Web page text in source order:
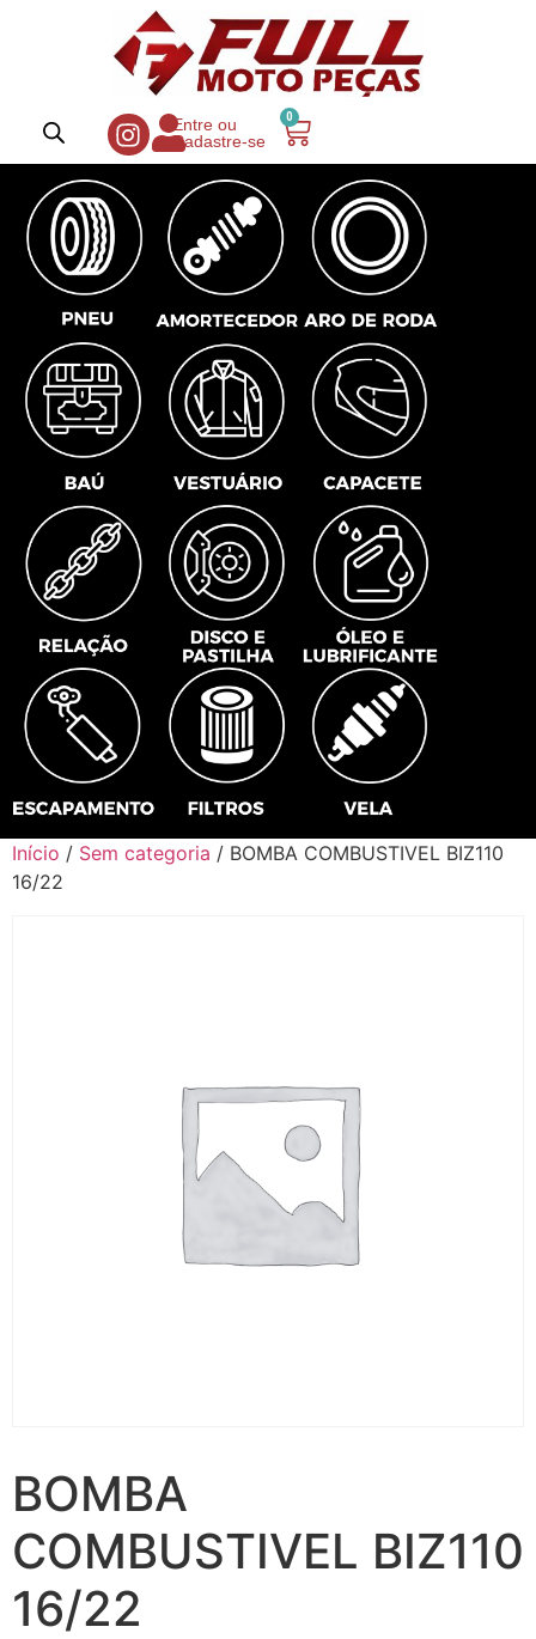
Entre ou
Cadastre-se
0
Início / Sem categoria / BOMBA COMBUSTIVEL BIZ110
16/22
BOMBA
COMBUSTIVEL BIZ110
16/22